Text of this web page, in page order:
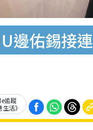
邊佑錫接
追蹤
生活》